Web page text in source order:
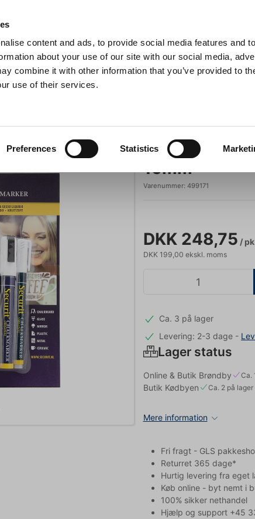
content and ads, to provide social media features and
about your use of our site with our social media,
combine it with other information that you’ve provided to
use of their services.
Preferences Statistics
Søg
Gryder & Pander Grill
Tusch 5-p
15mm
Varenummer: 499171
DKK 248,75 /
DKK 199,00 ekskl. moms
Ca. 3 på lager
Levering: 2-3 dage -
Lager status
Online & Butik Brøndby Ca.
Butik Kødbyen Ca. 2 på lager
Mere information
Fri fragt - GLS
Returret 365 dage*
Hurtig levering fra eget
Køb online - byt nemt i
100% sikker nethandel
Hjælp og support +45